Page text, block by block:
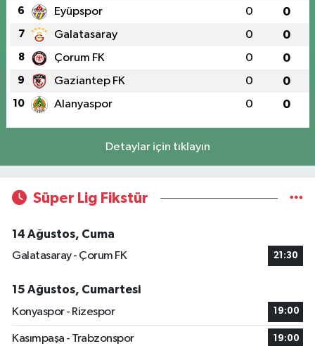
6 Eyüpspor 0 0
7 Galatasaray 0 0
8 Çorum FK 0 0
9 Gaziantep FK 0 0
10 Alanyaspor 0 0
Detaylar için tıklayın
Süper Lig Fikstür
14 Ağustos, Cuma
Galatasaray - Çorum FK
21:30
15 Ağustos, Cumartesi
Konyaspor - Rizespor
19:00
Kasımpaşa - Trabzonspor 19:00